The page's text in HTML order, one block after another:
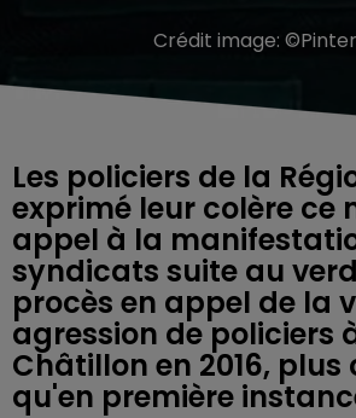
Crédit image:
Les policiers de la
exprimé leur colère ce
appel à la
syndicats suite au
procès en appel de la
agression de policiers
Châtillon en 2016, plus
qu'en première